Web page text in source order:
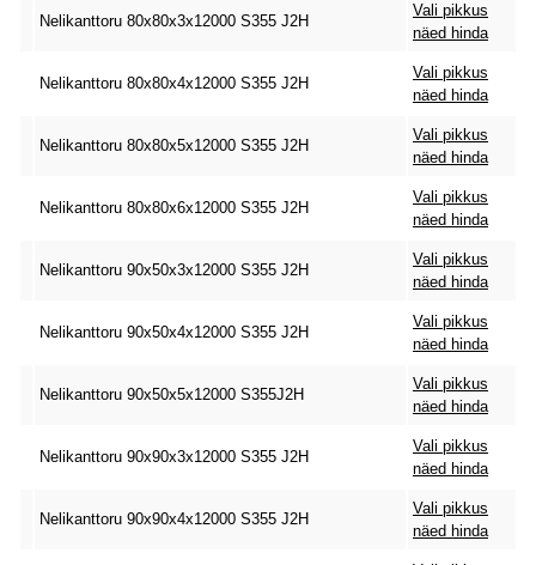
Nelikanttoru 80x80x3x12000 S355 J2H
Vali pikkus
näed hinda
Nelikanttoru 80x80x4x12000 S355 J2H
Vali pikkus
näed hinda
Nelikanttoru 80x80x5x12000 S355 J2H
Vali pikkus
näed hinda
Nelikanttoru 80x80x6x12000 S355 J2H
Vali pikkus
näed hinda
Nelikanttoru 90x50x3x12000 S355 J2H
Vali pikkus
näed hinda
Nelikanttoru 90x50x4x12000 S355 J2H
Vali pikkus
näed hinda
Nelikanttoru 90x50x5x12000 S355J2H
Vali pikkus
näed hinda
Nelikanttoru 90x90x3x12000 S355 J2H
Vali pikkus
näed hinda
Nelikanttoru 90x90x4x12000 S355 J2H
Vali pikkus
näed hinda